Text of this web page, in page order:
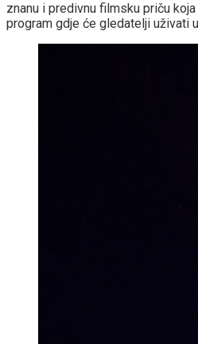
znanu i predivnu filmsku priču
program gdje će gledatelji uživati